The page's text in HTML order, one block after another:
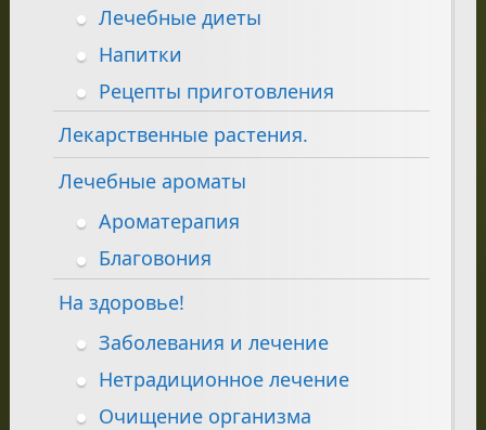
Лечебные диеты
Напитки
Рецепты приготовления
Лекарственные растения.
Лечебные ароматы
Ароматерапия
Благовония
На здоровье!
Заболевания и лечение
Нетрадиционное лечение
Очищение организма